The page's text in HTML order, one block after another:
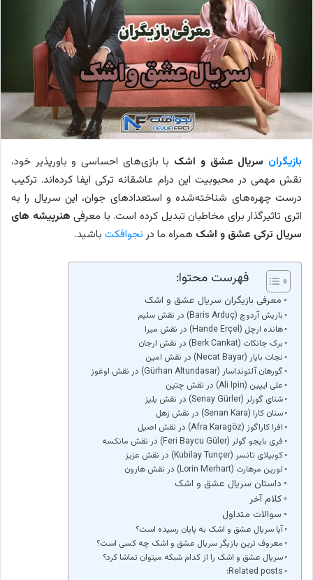
بازیگران سریال عشق و اشک با بازی‌های احساسی و باورپذیر خود،
نقش مهمی در محبوبیت این درام عاشقانه ترکی ایفا کرده‌اند. ترکیب
درست چهره‌های شناخته‌شده و استعدادهای جوان، این سریال را به
اثری تاثیرگذار برای مخاطبان تبدیل کرده است. با معرفی هنرپیشه های
سریال ترکی عشق و اشک همراه ما درنجوافکت باشید.
فهرست محتوا:
معرفی بازیگران سریال عشق و اشک
باریش آردوچ (Baris Arduç) در نقش سلیم
هانده ارچل (Hande Erçel) در نقش میرا
برک جانکات (Berk Cankat) در نقش ارجان
نجات بایار (Necat Bayar) در نقش امین
گورهان آلتونداسار (Gürhan Altundasar) در نقش اوغوز
علی ایپین (Ali Ipin) در نقش چتین
شنای گورلر (Senay Gürler) در نقش یلیز
سنان کارا (Senan Kara) در نقش زهل
افرا کاراگوز (Afra Karagöz) در نقش اصیل
فری بایجو گولر (Feri Baycu Güler) در نقش مانکسه
کوبیلای تانسر (Kubilay Tunçer) در نقش عزیز
لورین مرهارت (Lorin Merhart) در نقش هارون
داستان سریال عشق و اشک
کلام آخر
سوالات متداول
آیا سریال عشق و اشک به پایان رسیده است؟
معروف ترین بازیگر سریال عشق و اشک چه کسی است؟
سریال عشق و اشک را از کدام شبکه میتوان تماشا کرد؟
Related posts: